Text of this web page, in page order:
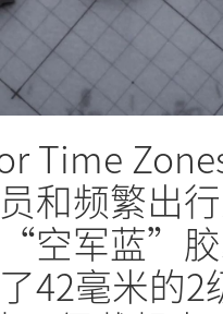
Time
和频繁出
空军蓝”
42毫米的